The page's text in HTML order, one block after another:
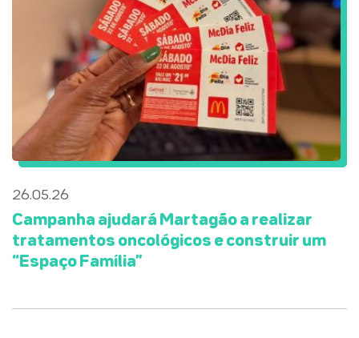
26.05.26
Campanha ajudará Martagão a realizar
tratamentos oncológicos e construir um
“Espaço Família”